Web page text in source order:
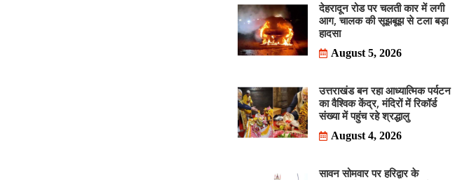
देहरादून रोड पर चलती कार में लगी
आग, चालक की सूझबूझ से टला बड़ा
हादसा
August 5, 2026
उत्तराखंड बन रहा आध्यात्मिक पर्यटन
का वैश्विक केंद्र, मंदिरों में रिकॉर्ड
संख्या में पहुंच रहे श्रद्धालु
August 4, 2026
सावन सोमवार पर हरिद्वार के